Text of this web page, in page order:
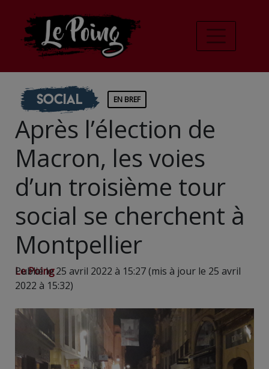
Social EN BREF
Après l’élection de
Macron, les voies
d’un troisième tour
social se cherchent à
Montpellier
Le Poing
Publié le 25 avril 2022 à 15:27 (mis à jour le 25 avril
2022 à 15:32)